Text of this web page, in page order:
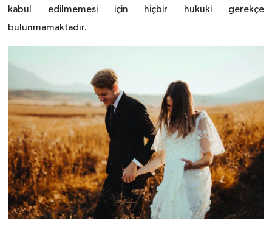
kabul edilmemesi için hiçbir hukuki gerekçe
bulunmamaktadır.